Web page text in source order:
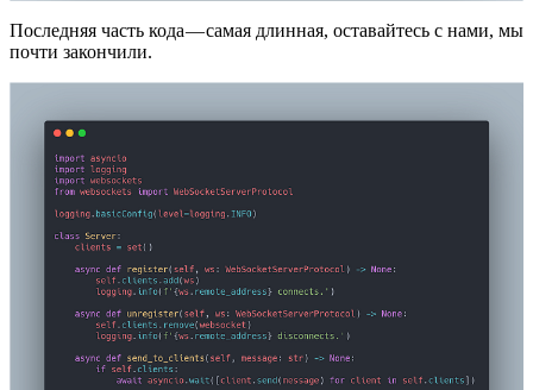
Последняя часть кода — самая длинная, оставайтесь с нами, мы
почти закончили.